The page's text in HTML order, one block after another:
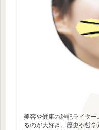
美容や健康の雑記ライタ
るのが大好き。歴史や哲学